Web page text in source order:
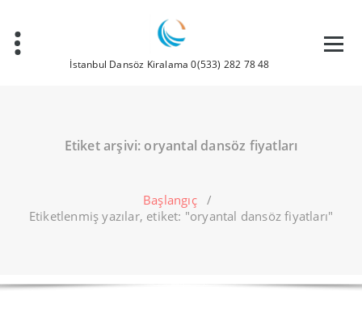
İstanbul Dansöz Kiralama 0(533) 282 78 48
Etiket arşivi: oryantal dansöz fiyatları
Başlangıç/
Etiketlenmiş yazılar, etiket: "oryantal dansöz fiyatları"